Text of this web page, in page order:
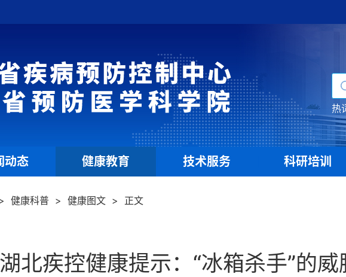
热
动态 健康教育 技术服务 科研培训
健康科普 > 健康图文 > 正文
湖北疾控健康提示：“冰箱杀手”的